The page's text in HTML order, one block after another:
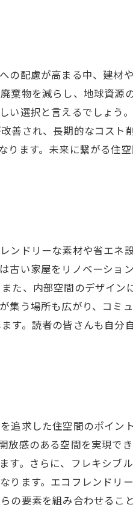
の配慮が高まる中、建材
棄物を減らし、地球資源
い選択と言えるでしょう
善され、長期的なコスト
ります。未来に繋がる住
ンドリーな素材や省エネ
古い家屋をリノベーショ
た、内部空間のデザイン
集う場所も広がり、コミ
す。読者の皆さんも自分
追求した住空間のポイン
放感のある空間を実現で
す。さらに、フレキシブ
ります。エコフレンドリ
の要素を組み合わせるこ